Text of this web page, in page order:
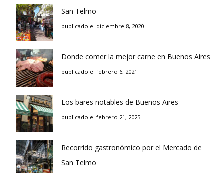
San Telmo
publicado el diciembre 8, 2020
Donde comer la mejor carne en Buenos Aires
publicado el febrero 6, 2021
Los bares notables de Buenos Aires
publicado el febrero 21, 2025
Recorrido gastronómico por el Mercado de
San Telmo